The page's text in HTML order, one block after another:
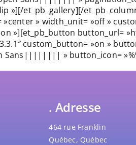
»][/et_pb_gallery][/
» width_unit= »off »
»][et_pb_button button_url=
custom_button= »on »
Sans|||||||| » button_icon=
. Adresse
464 rue Franklin
Québec, Québec